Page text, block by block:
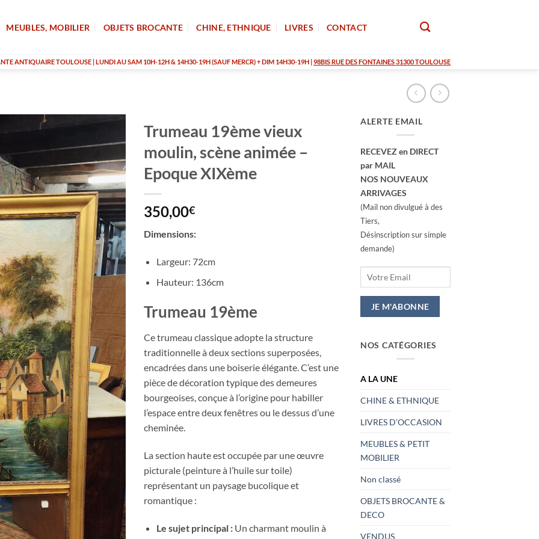
MEUBLES, MOBILIER OBJETS BROCANTE CHINE, ETHNIQUE LIVRES CONTACT
ANTIQUAIRE TOULOUSE | LUNDI AU SAM 10H-12H & 14H30-19H (SAUF MERCR) + DIM 14H30-19H |98BIS RUE DES FONTAINES 31300 TOULOUSE
Trumeau 19ème vieux
moulin, scène animée –
Epoque XIXème
350,00€
Dimensions:
Largeur: 72cm
Hauteur: 136cm
Trumeau 19ème
Ce trumeau classique adopte la structure
traditionnelle à deux sections superposées,
encadrées dans une boiserie élégante. C’est une
pièce de décoration typique des demeures
bourgeoises, conçue à l’origine pour habiller
l’espace entre deux fenêtres ou le dessus d’une
cheminée.
La section haute est occupée par une œuvre
picturale (peinture à l’huile sur toile)
représentant un paysage bucolique et
romantique :
Le sujet principal :Un charmant moulin à
ALERTE EMAIL
RECEVEZ en DIRECT
par MAIL
NOS NOUVEAUX
ARRIVAGES
(Mail non divulgué à des
Tiers,
Désinscription sur simple
demande)
NOS CATÉGORIES
A LA UNE
CHINE & ETHNIQUE
LIVRES D’OCCASION
MEUBLES & PETIT
MOBILIER
Non classé
OBJETS BROCANTE &
DECO
VENDUS